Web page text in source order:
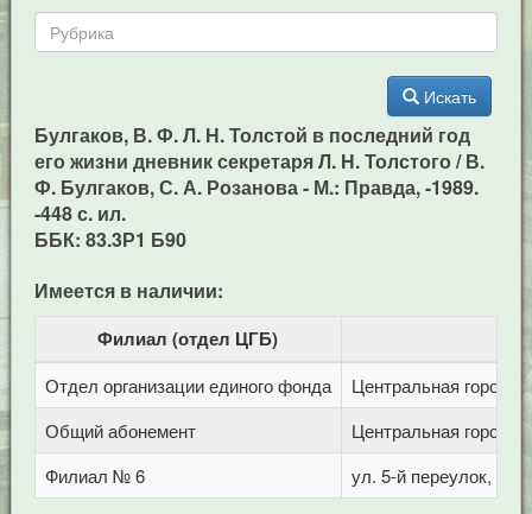
Искать
Булгаков, В. Ф. Л. Н. Толстой в последний год
его жизни дневник секретаря Л. Н. Толстого / В.
Ф. Булгаков, С. А. Розанова - М.: Правда, -1989.
-448 с. ил.
ББК: 83.3Р1 Б90
Имеется в наличии:
Филиал (отдел ЦГБ)
Отдел организации единого фонда
Центральная
Общий абонемент
Центральная
Филиал № 6
ул. 5-й переулок, 1